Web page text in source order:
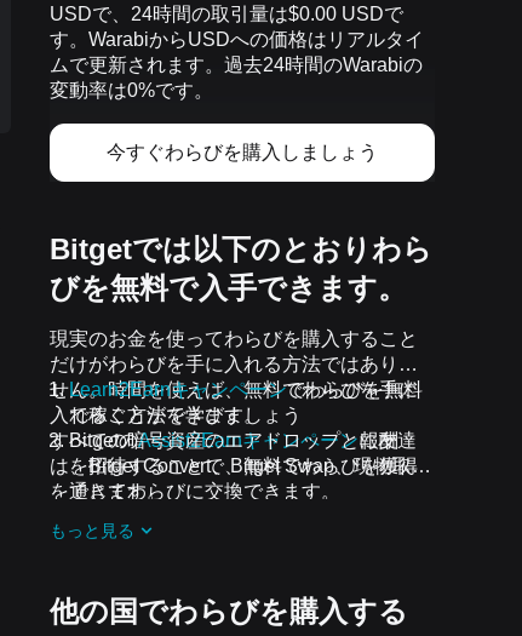
USDで、24時間の取引量は$0.00 USDで
す。WarabiからUSDへの価格はリアルタイ
ムで更新されます。過去24時間のWarabiの
変動率は0%です。
今すぐわらびを購入しましょう
Bitgetでは以下のとおりわら
びを無料で入手できます。
現実のお金を使ってわらびを購入すること
だけがわらびを手に入れる方法ではありま
せん。時間を使えば、無料でわらびを手に
入れることができます。
Learn2Earnキャンペーンでわらびを無料
で稼ぐ方法を学びましょう
BitgetのAssist2Earnキャンペーンに友達
を招待することで、無料でわらびを獲得
できます。
加し、無料でわらびのエアドロップを受
すべての暗号資産のエアドロップと報酬
は、Bitget Convert、Bitget Swap、現物取引
を通じてわらびに交換できます。
もっと見る
他の国でわらびを購入する